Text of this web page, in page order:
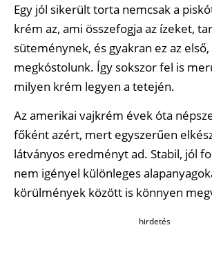
Egy jól sikerült torta nemcsak a
krém az, ami összefogja az ízeket,
süteménynek, és gyakran ez az
megkóstolunk. Így sokszor fel is
milyen krém legyen a tetején.
Az amerikai vajkrém évek óta
főként azért, mert egyszerűen
látványos eredményt ad. Stabil, jól
nem igényel különleges
körülmények között is könnyen
hirdetés